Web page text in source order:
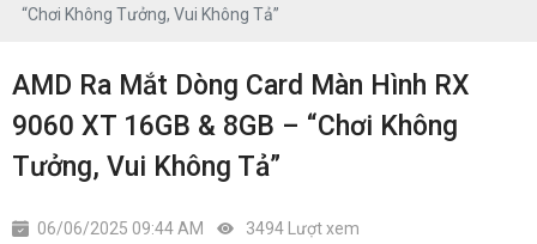
“Chơi Không Tưởng, Vui Không Tả”
AMD Ra Mắt Dòng Card Màn Hình RX
9060 XT 16GB & 8GB – “Chơi Không
Tưởng, Vui Không Tả”
06/06/2025 09:44 AM 3494 Lượt xem